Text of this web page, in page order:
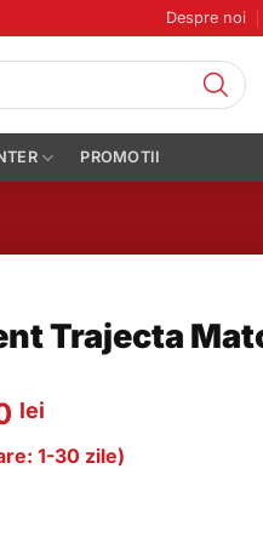
Despre noi
PROMOTII
Trajecta
lei
curent
este:
1-30 zile)